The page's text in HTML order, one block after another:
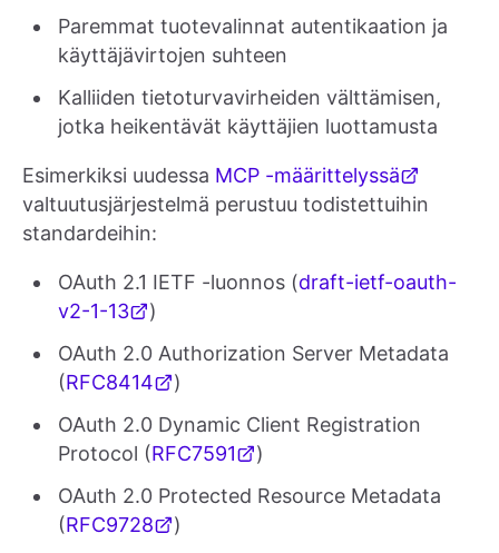
Paremmat tuotevalinnat autentikaation ja
käyttäjävirtojen suhteen
Kalliiden tietoturvavirheiden välttämisen,
jotka heikentävät käyttäjien luottamusta
Esimerkiksi uudessa MCP -määrittelyssä
valtuutusjärjestelmä perustuu todistettuihin
standardeihin:
OAuth 2.1 IETF -luonnos (draft-ietf-oauth-
v2-1-13
)
OAuth 2.0 Authorization Server Metadata
(RFC8414
)
OAuth 2.0 Dynamic Client Registration
Protocol (RFC7591
)
OAuth 2.0 Protected Resource Metadata
(RFC9728 )